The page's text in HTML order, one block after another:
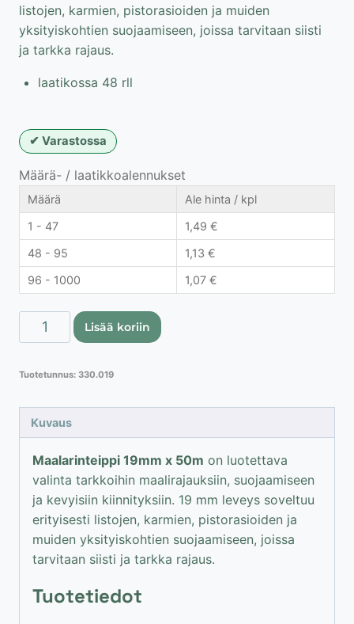
listojen, karmien, pistorasioiden ja muiden
yksityiskohtien suojaamiseen, joissa tarvitaan siisti
ja tarkka rajaus.
laatikossa 48 rll
Varastossa
Määrä- / laatikkoalennukset
Määrä
Ale hinta / kpl
1 - 47
1,49 €
48 - 95
1,13 €
96 - 1000
1,07 €
Maalarinteippi
19mmx50m
Lisää koriin
Tuotetunnus: 330.019
Kuvaus
Maalarinteippi 19mm x 50m on luotettava
valinta tarkkoihin maalirajauksiin, suojaamiseen
ja kevyisiin kiinnityksiin. 19 mm leveys soveltuu
erityisesti listojen, karmien, pistorasioiden ja
muiden yksityiskohtien suojaamiseen, joissa
tarvitaan siisti ja tarkka rajaus.
Tuotetiedot